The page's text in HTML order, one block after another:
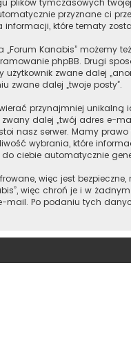
plików tymczasowych
przyznane ci
które tematy
„Forum Kanabis” możemy
phpBB. Drugi
zwane dalej
zwane dalej „twoje posty”.
przynajmniej unikalną
dalej „twój adres e-
nasz serwer. Mamy
wybrania, które
do ciebie automatycznie
więc jest
więc chroń je i w
mail. Po podaniu tych